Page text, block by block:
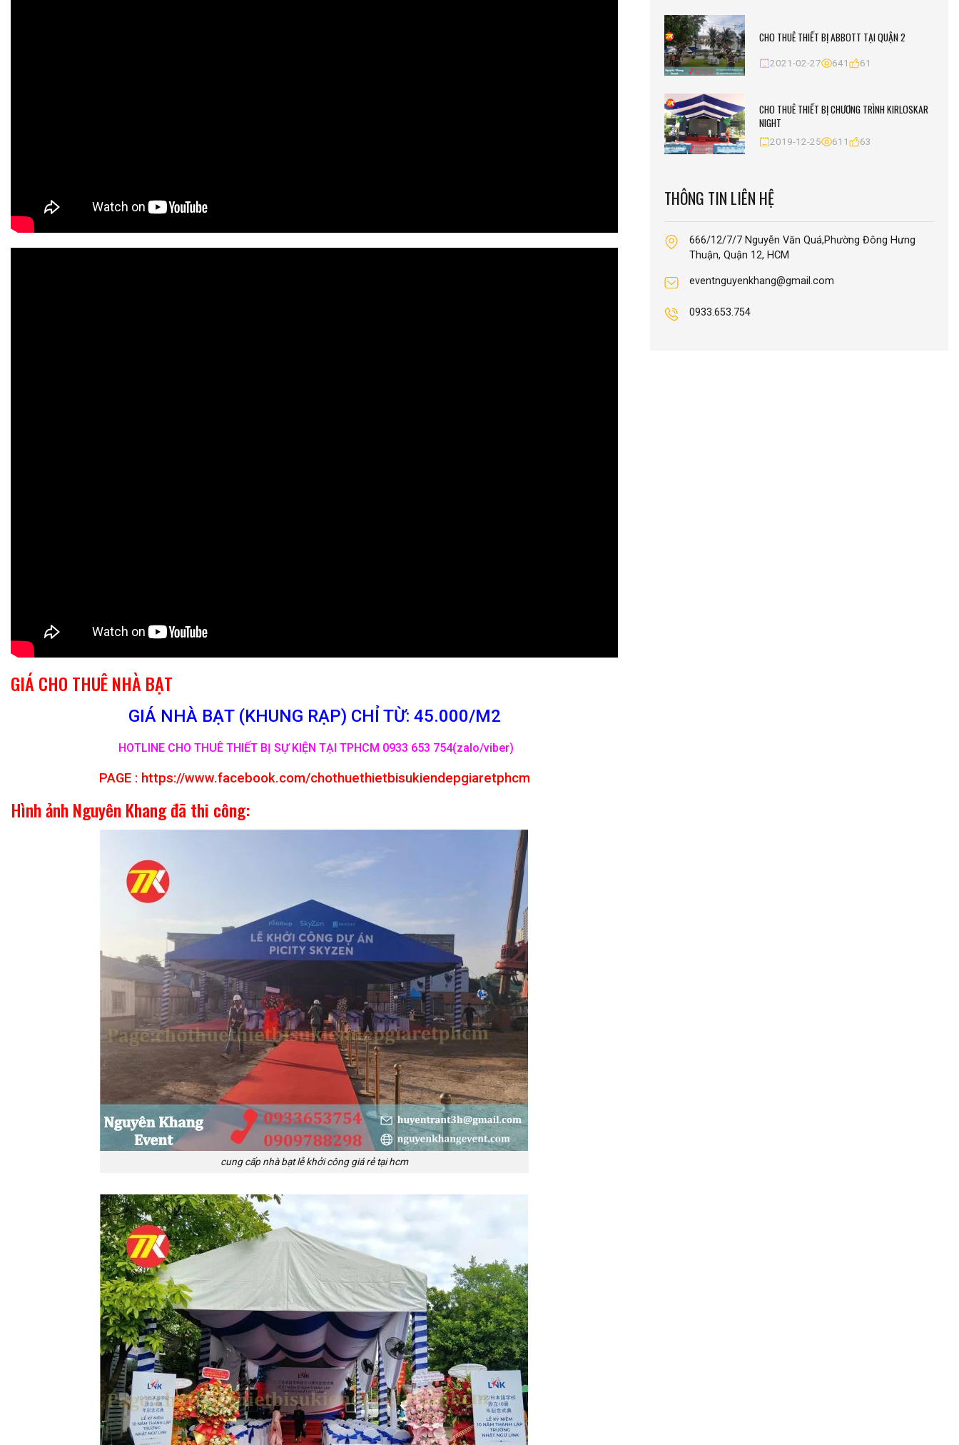
GIÁ CHO THUÊ NHÀ BẠT
GIÁ NHÀ BẠT (KHUNG RẠP) CHỈ TỪ: 45.000/M2
HOTLINE CHO THUÊ THIẾT BỊ SỰ KIỆN TẠI TPHCM 0933 653 754(zalo/viber)
PAGE :https://www.facebook.com/chothuethietbisukiendepgiaretphcm
Hình ảnh Nguyên Khang đã thi công:
cung cấp nhà bạt lễ khởi công giá rẻ tại hcm
CHO THUÊ THIẾT BỊ ABBOTT TẠI QUẬN 2
2021-02-27 641 61
CHO THUÊ THIẾT BỊ CHƯƠNG TRÌNH KIRLOSKAR
NIGHT
2019-12-25 611 63
THÔNG TIN LIÊN HỆ
666/12/7/7 Nguyễn Văn Quá,Phường Đông Hưng
Thuận, Quận 12, HCM
eventnguyenkhang@gmail.com
0933.653.754